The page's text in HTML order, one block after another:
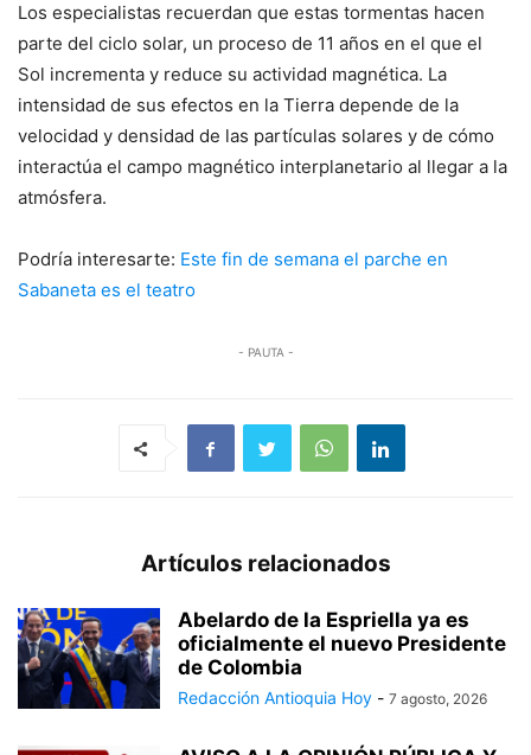
Los especialistas recuerdan que estas tormentas hacen
parte del ciclo solar, un proceso de 11 años en el que el
Sol incrementa y reduce su actividad magnética. La
intensidad de sus efectos en la Tierra depende de la
velocidad y densidad de las partículas solares y de cómo
interactúa el campo magnético interplanetario al llegar a la
atmósfera.
Podría interesarte: Este fin de semana el parche en
Sabaneta es el teatro
- PAUTA -
Artículos relacionados
Abelardo de la Espriella ya es
oficialmente el nuevo Presidente
de Colombia
Redacción Antioquia Hoy - 7 agosto, 2026